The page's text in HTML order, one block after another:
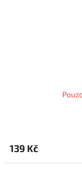
produktu
je
5,0
139 Kč